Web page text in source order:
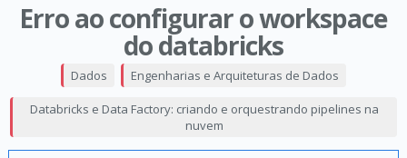
Erro ao configurar o workspace
do databricks
Dados Engenharias e Arquiteturas de Dados
Databricks e Data Factory: criando e orquestrando pipelines na
nuvem